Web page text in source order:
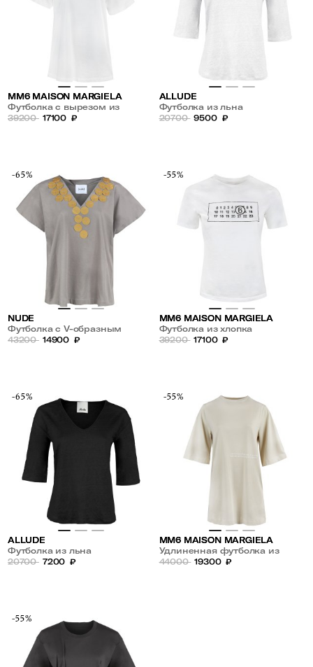
MM6 MAISON MARGIELA
Футболка с вырезом из
хлопка
39200 17100 ₽
ALLUDE
Футболка из льна
20700 9500 ₽
-65%
NUDE
Футболка с V-образным
вырезом из хлопка
43200 14900 ₽
-55%
MM6 MAISON MARGIELA
Футболка из хлопка
39200 17100 ₽
-65%
ALLUDE
Футболка из льна
20700 7200 ₽
-55%
MM6 MAISON MARGIELA
Удлиненная футболка из
хлопка
44000 19300 ₽
-55%